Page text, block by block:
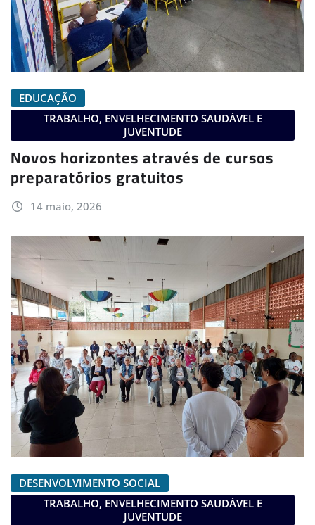
EDUCAÇÃO
TRABALHO, ENVELHECIMENTO SAUDÁVEL E
JUVENTUDE
Novos horizontes através de cursos
preparatórios gratuitos
14 maio, 2026
DESENVOLVIMENTO SOCIAL
TRABALHO, ENVELHECIMENTO SAUDÁVEL E
JUVENTUDE